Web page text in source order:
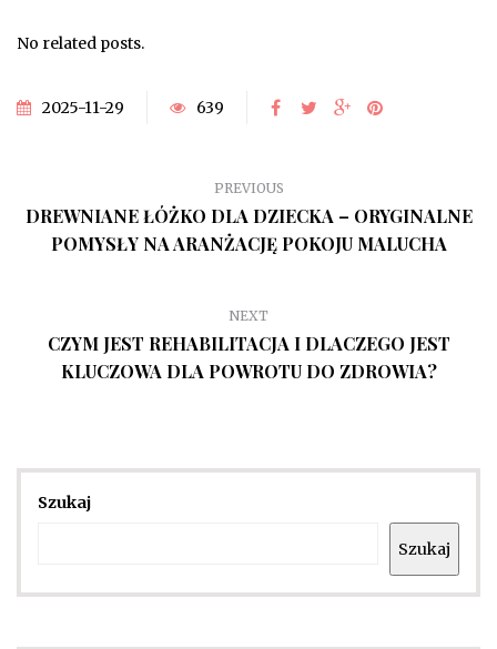
No related posts.
2025-11-29 639
PREVIOUS
DREWNIANE ŁÓŻKO DLA DZIECKA – ORYGINALNE
POMYSŁY NA ARANŻACJĘ POKOJU MALUCHA
NEXT
CZYM JEST REHABILITACJA I DLACZEGO JEST
KLUCZOWA DLA POWROTU DO ZDROWIA?
Szukaj
Szukaj